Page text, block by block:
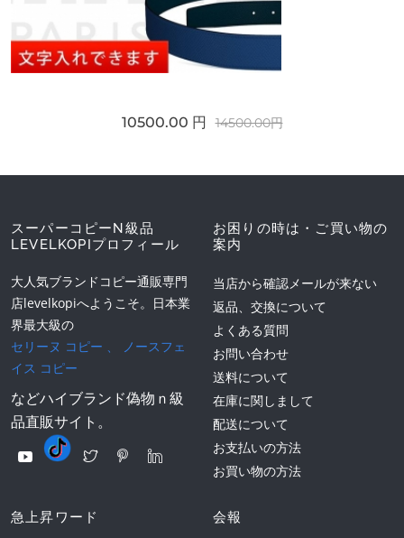
10500.00 円 14500.00円
スーパーコピーN級品
LEVELKOPIプロフィール
大人気ブランドコピー通販専門
店levelkopiへようこそ。日本業
界最大級の
セリーヌ コピー 、
ノースフェ
イス コピー
などハイブランド偽物ｎ級
品直販サイト。
お困りの時は・ご買い物の
案内
当店から確認メールが来ない
返品、交換について
よくある質問
お問い合わせ
送料について
在庫に関しまして
配送について
お支払いの方法
お買い物の方法
急上昇ワード 会報